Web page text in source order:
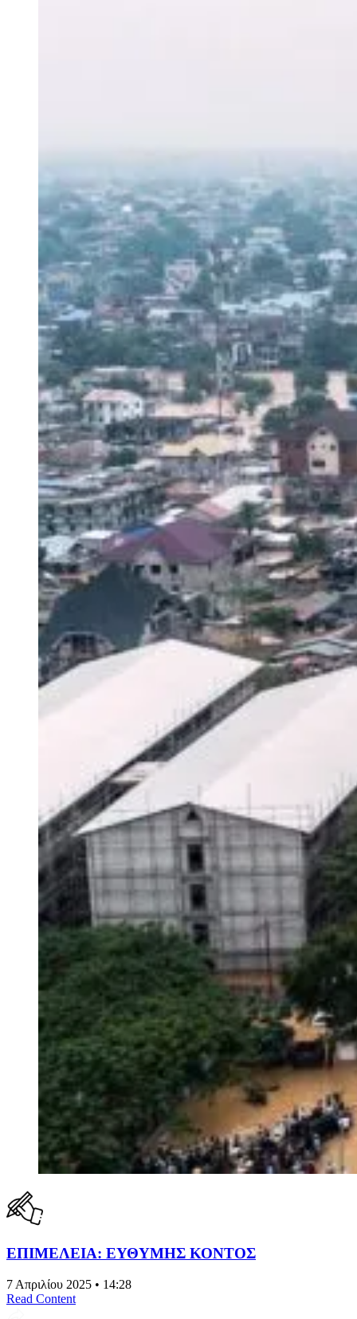
ΕΠΙΜΕΛΕΙΑ: ΕΥΘΥΜΗΣ ΚΟΝΤΟΣ
7 Απριλίου 2025 • 14:28
Read Content